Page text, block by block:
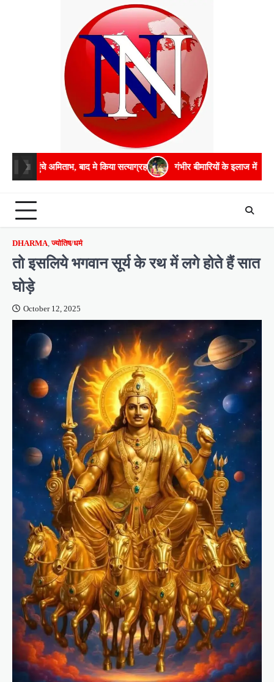
बाद मे किया सत्याग्रह गंभीर बीमारियों के इलाज में भरपूर मदद करेगी
DHARMA,ज्योतिष/धर्म
तो इसलिये भगवान सूर्य के रथ में लगे होते हैं सात
घोड़े
October 12, 2025